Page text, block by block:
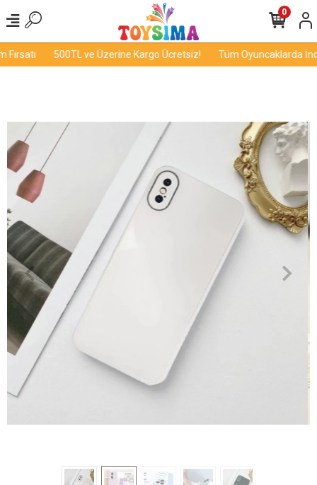
500TL ve Üzerine Kargo Ücretsiz! Tüm Oyuncaklarda
0